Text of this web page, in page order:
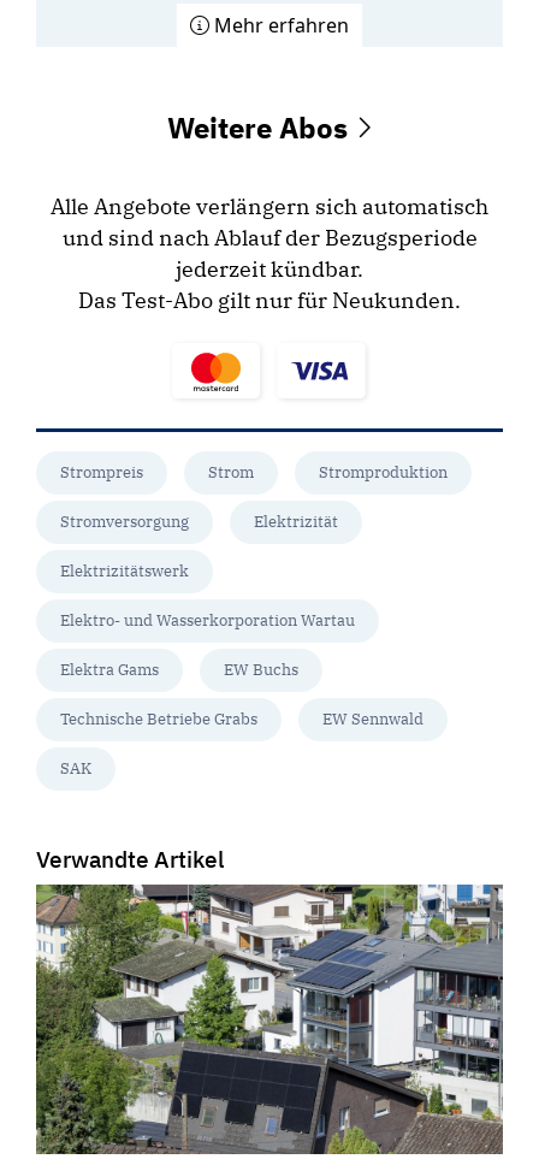
Mehr erfahren
Weitere Abos
Alle Angebote verlängern sich automatisch
und sind nach Ablauf der Bezugsperiode
jederzeit kündbar.
Das Test-Abo gilt nur für Neukunden.
Strompreis Strom Stromproduktion
Stromversorgung Elektrizität
Elektrizitätswerk
Elektro- und Wasserkorporation Wartau
Elektra Gams EW Buchs
Technische Betriebe Grabs EW Sennwald
SAK
Verwandte Artikel